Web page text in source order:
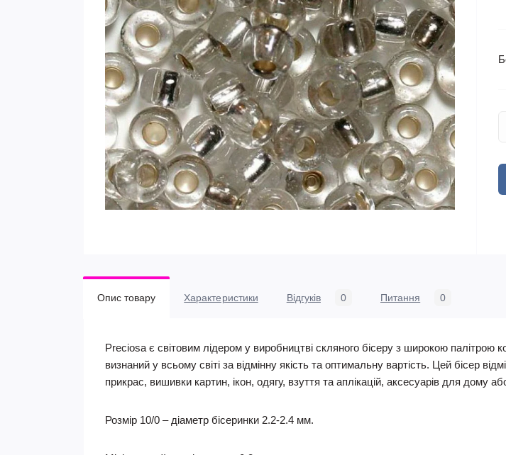
Опис товару Характеристики Відгуків 0 Питання 0
Preciosa є світовим лідером у виробництві скляного бісеру з широкою палітрою
визнаний у всьому світі за відмінну якість та оптимальну вартість. Цей бісер
прикрас, вишивки картин, ікон, одягу, взуття та аплікацій, аксесуарів для дому
Розмір 10/0 – діаметр бісеринки 2.2-2.4 мм.